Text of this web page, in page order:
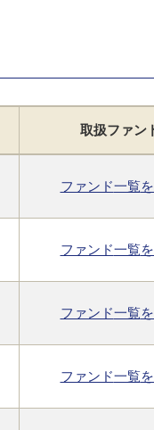
取扱ファン
ファンド一覧
ファンド一覧
ファンド一覧
ファンド一覧